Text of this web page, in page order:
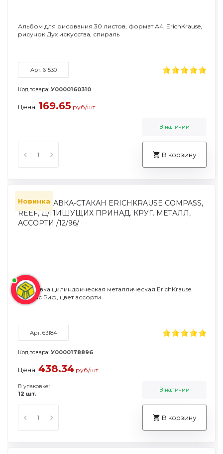
Альбом для рисования 30 листов, формат А4, ErichKrause,
рисунок Дух искусства, спираль
Арт. 61530
Код товара: У0000160310
Цена: 169.65 руб/шт
В наличии
В корзину
Новинка
Подставка цилиндрическая металлическая ErichKrause
Компас Риф, цвет ассорти
Арт. 63184
Код товара: У0000178896
Цена: 438.34 руб/шт
В упаковке:
12 шт.
В наличии
В корзину